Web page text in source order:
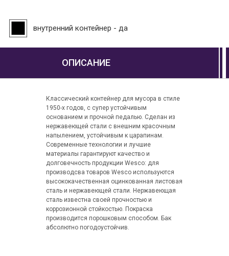
внутренний контейнер - да
ОПИСАНИЕ
Классический контейнер для мусора в стиле
1950-х годов, с супер устойчивым
основанием и прочной педалью. Сделан из
нержавеющей стали с внешним красочным
напылением, устойчивым к царапинам.
Современные технологии и лучшие
материалы гарантируют качество и
долговечность продукции Wesco: для
производсва товаров Wesco используются
высококачественная оцинкованная листовая
сталь и нержавеющей стали. Нержавеющая
сталь известна своей прочностью и
коррозионной стойкостью. Покраска
производится порошковым способом. Бак
абсолютно погодоустойчив.